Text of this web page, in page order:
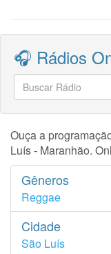
🎧 Rádios
Ouça a
Luís - Maranhão.
Gêneros
Reggae
Cidade
São Luís